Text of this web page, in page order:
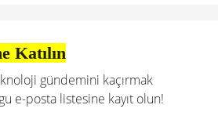
Katılın
gündemini kaçırmak
e-posta listesine kayıt olun!